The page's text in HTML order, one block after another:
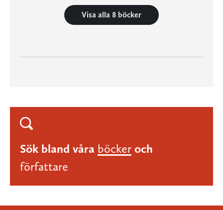
Visa alla 8 böcker
Sök bland våra böcker och
författare